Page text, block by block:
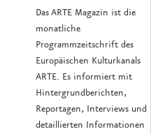
Das ARTE Magazin ist die
monatliche
Programmzeitschrift des
Europäischen Kulturkanals
ARTE. Es informiert mit
Hintergrundberichten,
Reportagen, Interviews und
detaillierten Informationen